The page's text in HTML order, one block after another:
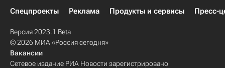
Спецпроекты
Реклама Продукты и сервисы Пресс-
Версия 2023.1 Beta
© 2026 МИА «Россия сегодня»
Вакансии
Сетевое издание РИА Новости зарегистрировано